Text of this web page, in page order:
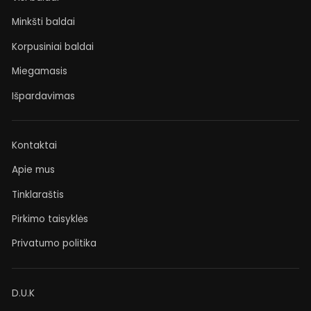
Minkšti baldai
Korpusiniai baldai
Miegamasis
Išpardavimas
Kontaktai
Apie mus
Tinklaraštis
Pirkimo taisyklės
Privatumo politika
D.U.K